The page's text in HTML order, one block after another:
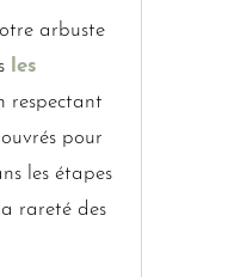
arbuste
les
respectant
pour
les étapes
rareté des